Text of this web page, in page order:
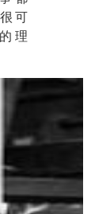
可
理